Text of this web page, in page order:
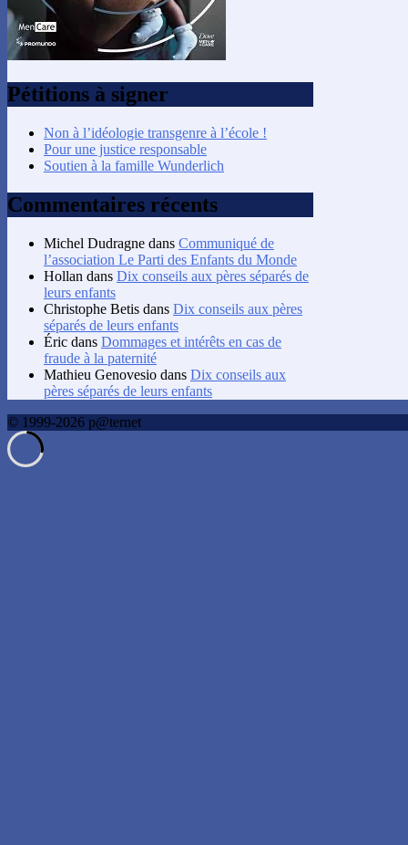
Pétitions à signer
Non à l’idéologie transgenre à l’école !
Pour une justice responsable
Soutien à la famille Wunderlich
Commentaires récents
Michel Dudragne dans Communiqué de
l’association Le Parti des Enfants du Monde
Hollan dans Dix conseils aux pères séparés de
leurs enfants
Christophe Betis dans Dix conseils aux pères
séparés de leurs enfants
Éric dans Dommages et intérêts en cas de
fraude à la paternité
Mathieu Genovesio dans Dix conseils aux
pères séparés de leurs enfants
© 1999-2026 p@ternet